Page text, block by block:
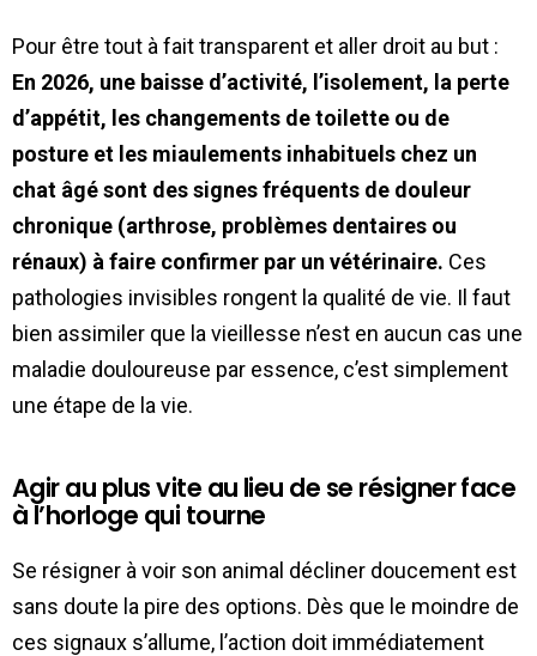
Pour être tout à fait transparent et aller droit au but :
En 2026, une baisse d’activité, l’isolement, la perte
d’appétit, les changements de toilette ou de
posture et les miaulements inhabituels chez un
chat âgé sont des signes fréquents de douleur
chronique (arthrose, problèmes dentaires ou
rénaux) à faire confirmer par un vétérinaire. Ces
pathologies invisibles rongent la qualité de vie. Il faut
bien assimiler que la vieillesse n’est en aucun cas une
maladie douloureuse par essence, c’est simplement
une étape de la vie.
Agir au plus vite au lieu de se résigner face
à l’horloge qui tourne
Se résigner à voir son animal décliner doucement est
sans doute la pire des options. Dès que le moindre de
ces signaux s’allume, l’action doit immédiatement